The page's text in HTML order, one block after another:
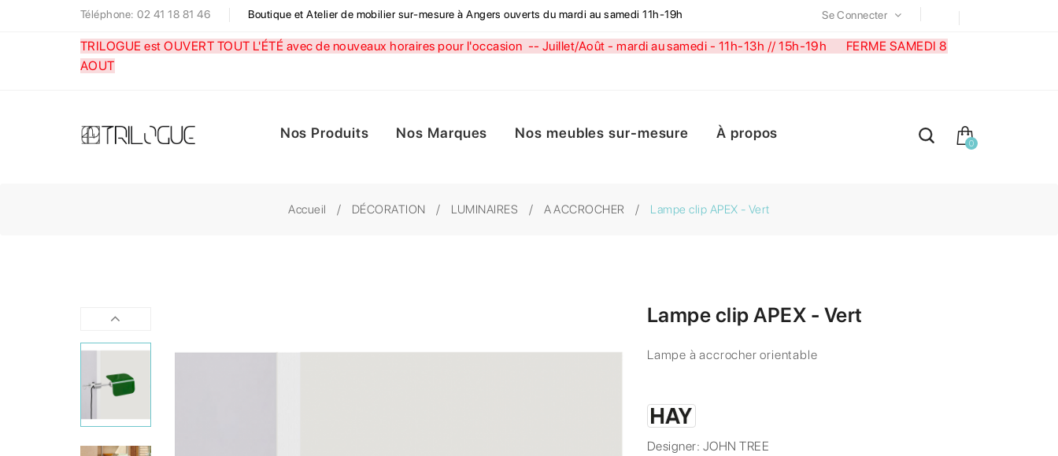
Téléphone: 02 41 18 81 46 Boutique et Atelier de mobilier sur-mesure à Angers ouverts du mardi au samedi 11h-19h Se Connecter
TRILOGUE est OUVERT TOUT L'ÉTÉ avec de nouveaux horaires pour l'occasion -- Juillet/Août - mardi au samedi - 11h-13h // 15h-19h FERME SAMEDI 8
AOUT
Nos Produits Nos Marques Nos meubles sur-mesure À propos
0
Accueil DÉCORATION LUMINAIRES A ACCROCHER Lampe clip APEX - Vert
Lampe clip APEX - Vert
Lampe à accrocher orientable
Designer: JOHN TREE